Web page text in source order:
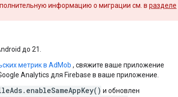
информацию о миграции см. в разделе
до 21.
метрик в AdMob , свяжите ваше приложение
Analytics для Firebase в ваше приложение.
и обновлен